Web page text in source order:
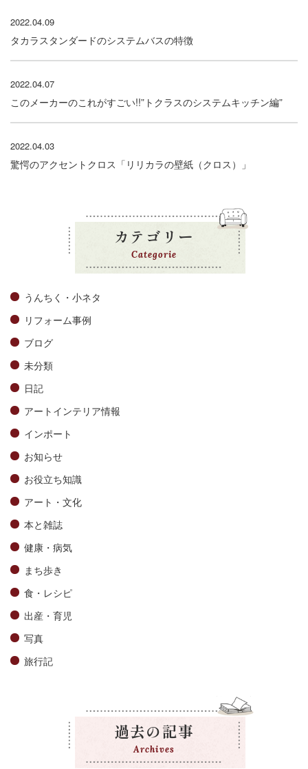
2022.04.09
タカラスタンダードのシステムバスの特徴
2022.04.07
このメーカーのこれがすごい!!”トクラスのシステムキッチン編”
2022.04.03
驚愕のアクセントクロス「リリカラの壁紙（クロス）」
カテゴリー
Categorie
うんちく・小ネタ
リフォーム事例
ブログ
未分類
日記
アートインテリア情報
インポート
お知らせ
お役立ち知識
アート・文化
本と雑誌
健康・病気
まち歩き
食・レシピ
出産・育児
写真
旅行記
過去の記事
Archives